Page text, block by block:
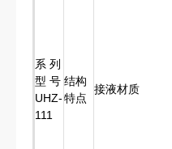
系 列
型 号
UHZ-
111
结构
特点
接液材质